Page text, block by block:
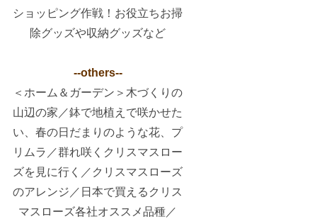
ショッピング作戦！お役立ちお掃
除グッズや収納グッズなど
--others--
＜ホーム＆ガーデン＞木づくりの
山辺の家／鉢で地植えで咲かせた
い、春の日だまりのような花、プ
リムラ／群れ咲くクリスマスロー
ズを見に行く／クリスマスローズ
のアレンジ／日本で買えるクリス
マスローズ各社オススメ品種／